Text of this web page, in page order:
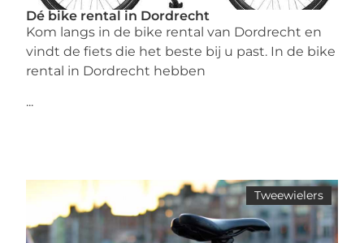
Dé bike rental in Dordrecht
Kom langs in de bike rental van Dordrecht en
vindt de fiets die het beste bij u past. In de bike
rental in Dordrecht hebben
...
Tweewielers